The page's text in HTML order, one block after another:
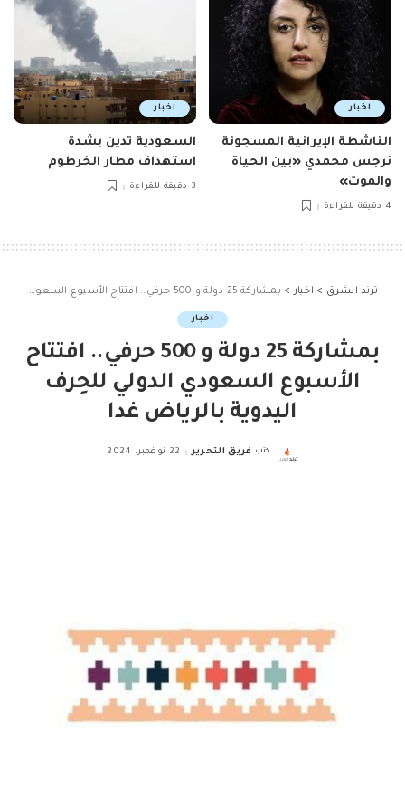
اخبار
الناشطة الإيرانية المسجونة
نرجس محمدي «بين الحياة
والموت»
4 دقيقة للقراءة
اخبار
السعودية تدين بشدة
استهداف مطار الخرطوم
3 دقيقة للقراءة
ترند الشرق > اخبار > بمشاركة 25 دولة و 500 حرفي.. افتتاح الأسبوع السعودي الدولي للحِرف اليدوية بالرياض غدا
اخبار
بمشاركة 25 دولة و 500 حرفي.. افتتاح
الأسبوع السعودي الدولي للحِرف
اليدوية بالرياض غدا
Posted
كتب فريق التحرير 22 نوفمبر، 2024